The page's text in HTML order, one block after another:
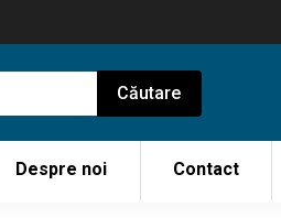
Despre noi Contact